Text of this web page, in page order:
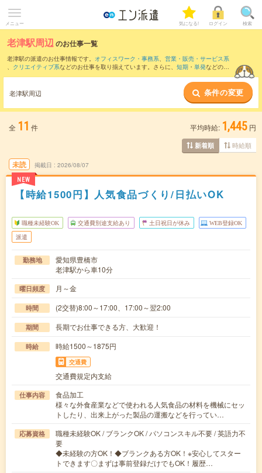
メニュー 気になる! ログイン 検索
老津駅周辺のお仕事一覧
老津駅の派遣のお仕事情報です。 オフィスワーク・事務系、 営業・販売・サービス系
、 クリエイティブ系などのお仕事を取り揃えています。さらに、 短期 ・ 単発などの期
また、豊橋駅
など近隣駅のお仕事も
ご確認いただけます。
老津駅周辺 条件の変更
全 11 件 平均時給: 1,445 円
新着順 時給順
未読
NEW
掲載日 2026/08/07
【時給1500円】人気食品づくり/日払いOK
職種未経験OK 交通費別途支給あり 土日祝日が休み WEB登録OK
派遣
勤務地
愛知県豊橋市
老津駅から車10分
曜日頻度 月～金
時間 (2交替)8:00～17:00、17:00～翌2:00
期間 長期でお仕事できる方、大歓迎！
時給 時給1500～1875円
交通費
交通費規定内支給
仕事内容
食品加工
様々な外食産業などで使われる人気食品の材料を機械にセッ
トしたり、出来上がった製品の運搬などを行ってい…
応募資格
職種未経験OK / ブランクOK / パソコンスキル不要 / 英語力不
要
◆未経験の方OK！◆ブランクある方OK！※安心してスター
トできます〇まずは事前登録だけでもOK！履歴…